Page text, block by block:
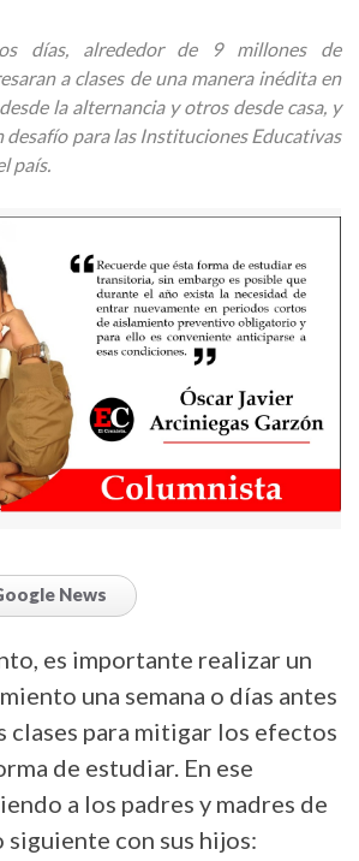
días, alrededor de 9 millones de
a clases de una manera inédita en
la alternancia y otros desde casa, y
desafío para las Instituciones Educativas
país.
News
es importante realizar un
una semana o días antes
clases para mitigar los efectos
de estudiar. En ese
a los padres y madres de
con sus hijos: